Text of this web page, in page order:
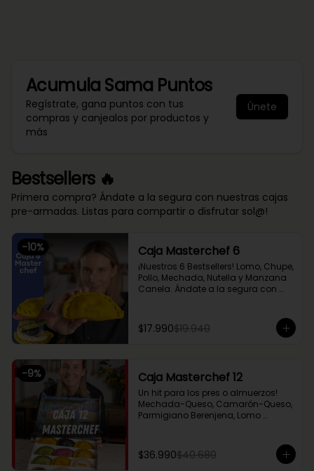
Acumula Sama Puntos
Regístrate, gana puntos con tus
compras y canjealos por productos y
más
Únete
Bestsellers 🔥
Primera compra? Ándate a la segura con nuestras cajas
pre-armadas. Listas para compartir o disfrutar sol@!
-10% Caja Masterchef 6
¡Nuestros 6 Bestsellers! Lomo, Chupe,
Pollo, Mechada, Nutella y Manzana
Canela. Ándate a la segura con
Cami y del público 🔥
Lomo Saltado, Mechada Queso,
Canela. Perfecto para compartir
entre 2 o 3!
$17.990$19.940
-9% Caja Masterchef 12
Un hit para los pres o almuerzos!
Mechada-Queso, Camarón-Queso,
Parmigiano Berenjena, Lomo
Sama, Fugazzeta (Queso con
cebolla), Pastel de Choclo (con
$36.990$40.680